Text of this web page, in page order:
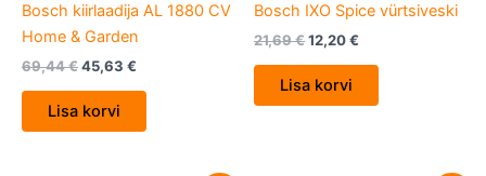
Bosch kiirlaadija AL 1880 CV
Home & Garden
69,44€45,63 €
Lisa korvi
Bosch IXO Spice vürtsiveski
21,69€12,20€
Lisa korvi